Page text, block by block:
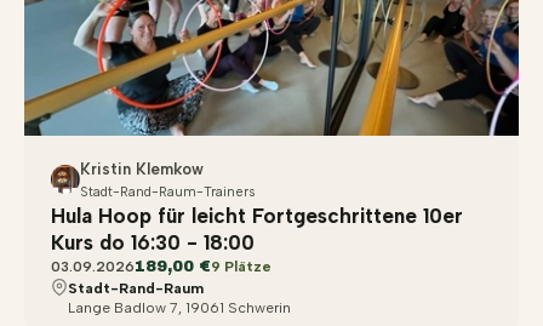
Kristin Klemkow
Stadt-Rand-Raum-Trainers
Hula Hoop für leicht Fortgeschrittene 10er
Kurs do 16:30 - 18:00
03.09.2026189,00 €9 Plätze
Stadt-Rand-Raum
Lange Badlow 7, 19061 Schwerin